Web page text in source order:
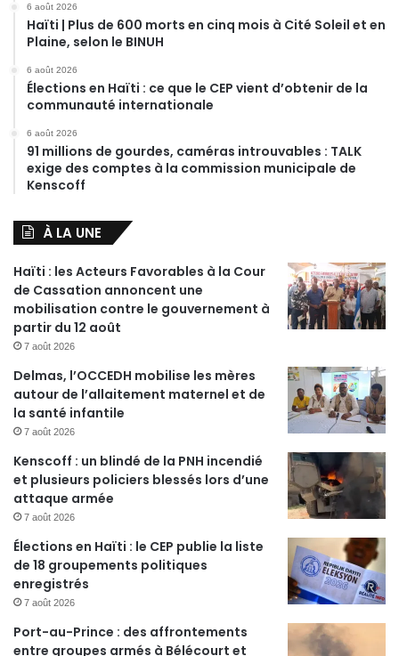
6 août 2026
Haïti | Plus de 600 morts en cinq mois à Cité Soleil et en
Plaine, selon le BINUH
6 août 2026
Élections en Haïti : ce que le CEP vient d’obtenir de la
communauté internationale
6 août 2026
91 millions de gourdes, caméras introuvables : TALK
exige des comptes à la commission municipale de
Kenscoff
À LA UNE
Haïti : les Acteurs Favorables à la Cour
de Cassation annoncent une
mobilisation contre le gouvernement à
partir du 12 août
7 août 2026
Delmas, l’OCCEDH mobilise les mères
autour de l’allaitement maternel et de
la santé infantile
7 août 2026
Kenscoff : un blindé de la PNH incendié
et plusieurs policiers blessés lors d’une
attaque armée
7 août 2026
Élections en Haïti : le CEP publie la liste
de 18 groupements politiques
enregistrés
7 août 2026
Port-au-Prince : des affrontements
entre groupes armés à Bélécourt et